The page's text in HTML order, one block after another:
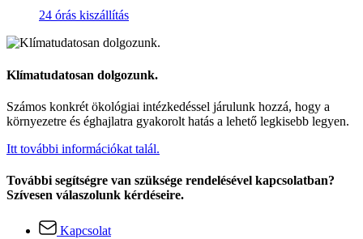
24 órás kiszállítás
Klímatudatosan dolgozunk.
Számos konkrét ökológiai intézkedéssel járulunk hozzá, hogy a
környezetre és éghajlatra gyakorolt hatás a lehető legkisebb legyen.
Itt további információkat talál.
További segítségre van szüksége rendelésével kapcsolatban?
Szívesen válaszolunk kérdéseire.
Kapcsolat